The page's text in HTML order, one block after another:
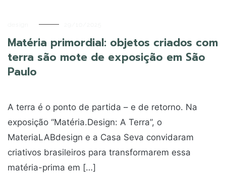
design 29/10/2025
Matéria primordial: objetos criados com
terra são mote de exposição em São
Paulo
A terra é o ponto de partida – e de retorno. Na
exposição “Matéria.Design: A Terra”, o
MateriaLABdesign e a Casa Seva convidaram
criativos brasileiros para transformarem essa
matéria-prima em […]